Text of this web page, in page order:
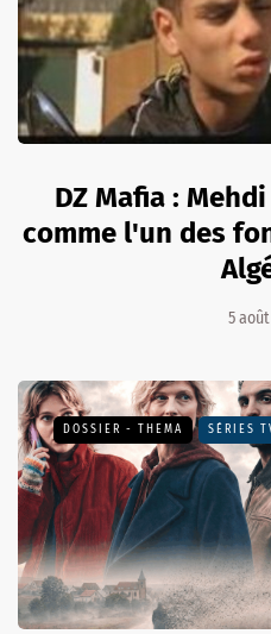
DZ Mafia :
comme l'un des
5
DOSSIER - THEMA SÉRIES